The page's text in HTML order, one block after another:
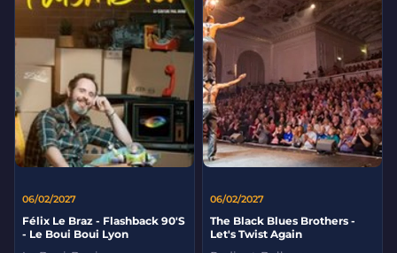
06/02/2027
Félix Le Braz - Flashback 90'S
- Le Boui Boui Lyon
06/02/2027
The Black Blues Brothers -
Let's Twist Again